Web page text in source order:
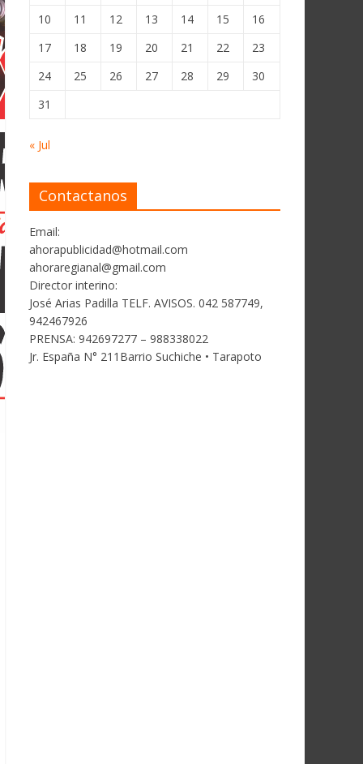
10
11 12 13 14 15
16
17
18 19 20 21 22
23
24
25 26 27 28 29
30
31
« Jul
Contactanos
Email:
ahorapublicidad@hotmail.com
ahoraregianal@gmail.com
Director interino:
José Arias Padilla TELF. AVISOS. 042 587749,
942467926
PRENSA: 942697277 – 988338022
Jr. España N° 211Barrio Suchiche • Tarapoto